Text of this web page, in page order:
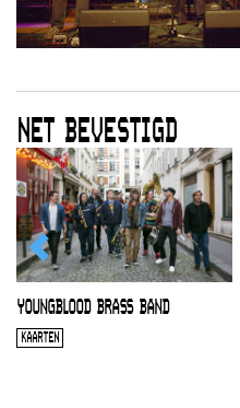
NET BEVESTIGD
YOUNGBLOOD BRASS BAND
KAARTEN